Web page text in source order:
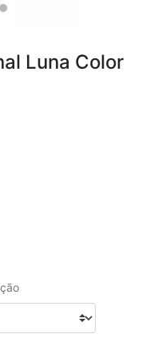
Luna Color